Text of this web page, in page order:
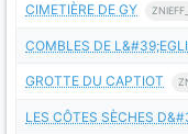
CIMETIÈRE DE GY
COMBLES DE
GROTTE DU CAPTIOT
LES CÔTES SÈCHES